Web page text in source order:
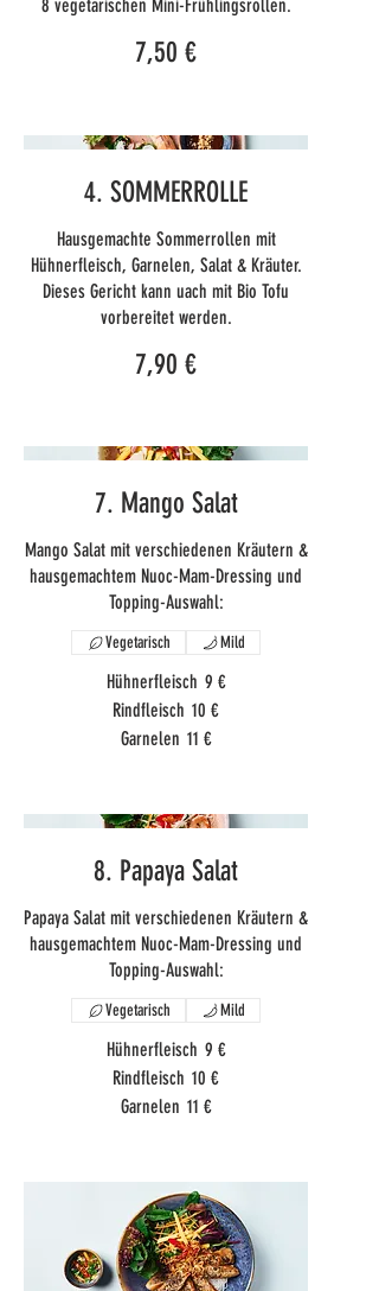
7,50 €
4. SOMMERROLLE
Hausgemachte Sommerrollen mit
Hühnerfleisch, Garnelen, Salat & Kräuter.
Dieses Gericht kann uach mit Bio Tofu
vorbereitet werden.
7,90 €
7. Mango Salat
Mango Salat mit verschiedenen Kräutern &
hausgemachtem Nuoc-Mam-Dressing und
Topping-Auswahl:
Hühnerfleisch 9 €
Rindfleisch 10 €
Garnelen 11 €
Vegetarisch Mild
8. Papaya Salat
Papaya Salat mit verschiedenen Kräutern &
hausgemachtem Nuoc-Mam-Dressing und
Topping-Auswahl:
Hühnerfleisch 9 €
Rindfleisch 10 €
Garnelen 11 €
Vegetarisch Mild